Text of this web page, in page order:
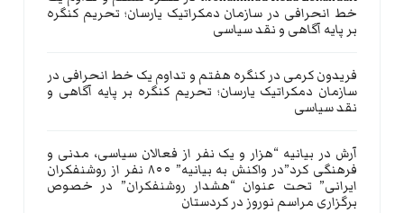
خط انحرافی در سازمان دمکراتیک یارسان؛ تحریم کنگره
بر پایه آگاهی و نقد سیاسی
فریدون کرمی درکنگره هفتم و تداوم یک خط انحرافی در
سازمان دمکراتیک یارسان؛ تحریم کنگره بر پایه آگاهی و
نقد سیاسی
آرش در بیانیه “هزار و یک نفر از فعالان سیاسی، مدنی و
فرهنگی کرد”در واکنش به بیانیه” ۸۰۰ نفر از روشنفکران
ایرانی” تحت عنوان “هشدار روشنفکران” در خصوص
برگزاری مراسم نوروز در کردستان